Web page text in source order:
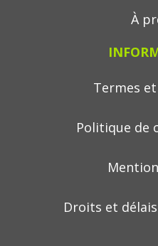
À
Termes
Politique de
Droits et